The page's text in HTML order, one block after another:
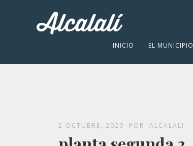
INICIO EL MUNICIPIO
2 OCTUBRE, 2020 POR ALCALALI